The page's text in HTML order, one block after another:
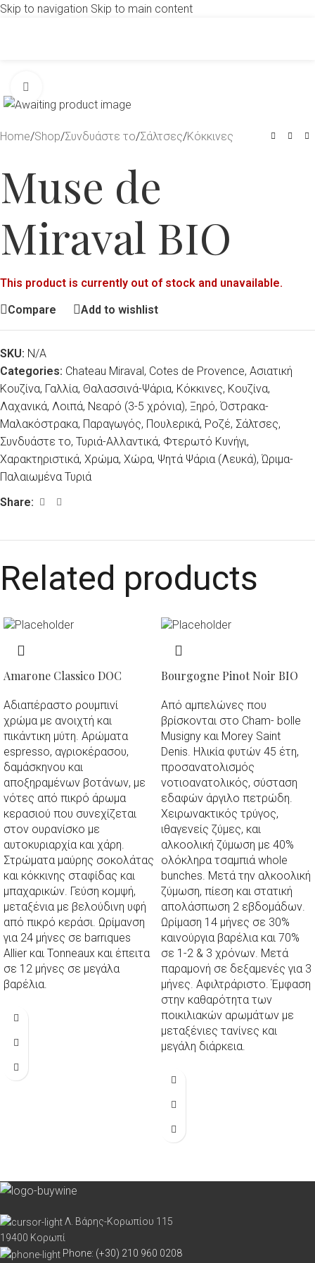
Skip to navigation Skip to main content
Home/Shop/Συνδυάστε το/Σάλτσες/Κόκκινες
Muse de
Miraval BIO
This product is currently out of stock and unavailable.
Compare
Add to wishlist
SKU: N/A
Categories: Chateau Miraval, Cotes de Provence, Ασιατική
Κουζίνα, Γαλλία, Θαλασσινά-Ψάρια, Κόκκινες, Κουζίνα,
Λαχανικά, Λοιπά, Νεαρό (3-5 χρόνια), Ξηρό, Όστρακα-
Μαλακόστρακα, Παραγωγός, Πουλερικά, Ροζέ, Σάλτσες,
Συνδυάστε το, Τυριά-Αλλαντικά, Φτερωτό Κυνήγι,
Χαρακτηριστικά, Χρώμα, Χώρα, Ψητά Ψάρια (Λευκά), Ώριμα-
Παλαιωμένα Τυριά
Share:
Related products
Amarone Classico DOC
Αδιαπέραστο ρουμπινί
χρώμα με ανοιχτή και
πικάντικη μύτη. Αρώματα
espresso, αγριοκέρασου,
δαμάσκηνου και
αποξηραμένων βοτάνων, με
νότες από πικρό άρωμα
κερασιού που συνεχίζεται
στον ουρανίσκο με
αυτοκυριαρχία και χάρη.
Στρώματα μαύρης σοκολάτας
και κόκκινης σταφίδας και
μπαχαρικών. Γεύση κομψή,
μεταξένια με βελούδινη υφή
από πικρό κεράσι. Ωρίμανση
για 24 μήνες σε barrιques
Allier και Tonneaux και έπειτα
σε 12 μήνες σε μεγάλα
βαρέλια.
Bourgogne Pinot Noir BIO
Από αμπελώνες που
βρίσκονται στο Cham- bolle
Musigny και Morey Saint
Denis. Ηλικία φυτών 45 έτη,
προσανατολισμός
νοτιοανατολικός, σύσταση
εδαφών άργιλο πετρώδη.
Χειρωνακτικός τρύγος,
ιθαγενείς ζύμες, και
αλκοολική ζύμωση με 40%
ολόκληρα τσαμπιά whole
bunches. Μετά την αλκοολική
ζύμωση, πίεση και στατική
απολάσπωση 2 εβδομάδων.
Ωρίμαση 14 μήνες σε 30%
καινούργια βαρέλια και 70%
σε 1-2 & 3 χρόνων. Μετά
παραμονή σε δεξαμενές για 3
μήνες. Αφιλτράριστο. Έμφαση
στην καθαρότητα των
ποικιλιακών αρωμάτων με
μεταξένιες τανίνες και
μεγάλη διάρκεια.
Λ. Βάρης-Κορωπίου 115
19400 Κορωπί
Phone: (+30) 210 960 0208